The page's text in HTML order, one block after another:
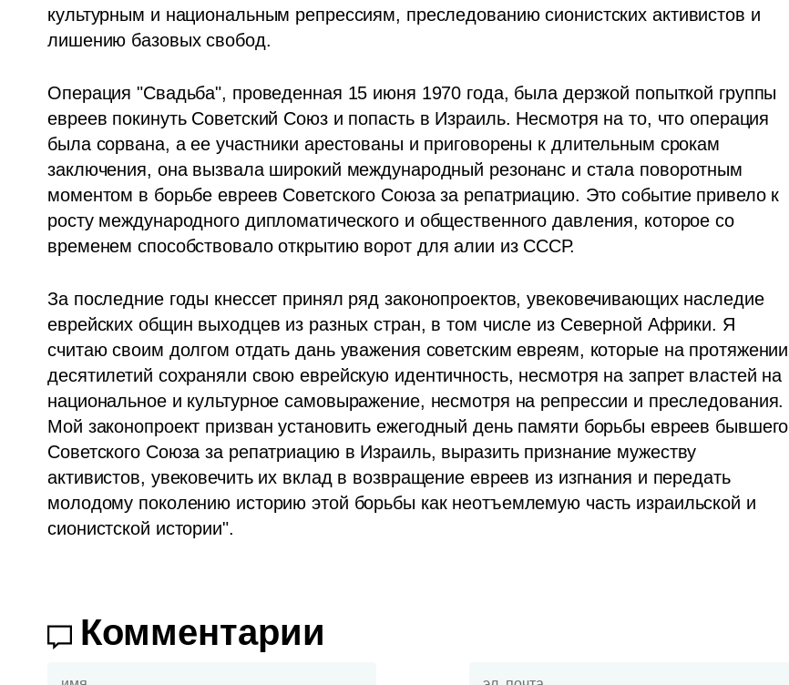
культурным и национальным репрессиям, преследованию сионистских активистов и
лишению базовых свобод.
Операция "Свадьба", проведенная 15 июня 1970 года, была дерзкой попыткой группы
евреев покинуть Советский Союз и попасть в Израиль. Несмотря на то, что операция
была сорвана, а ее участники арестованы и приговорены к длительным срокам
заключения, она вызвала широкий международный резонанс и стала поворотным
моментом в борьбе евреев Советского Союза за репатриацию. Это событие привело к
росту международного дипломатического и общественного давления, которое со
временем способствовало открытию ворот для алии из СССР.
За последние годы кнессет принял ряд законопроектов, увековечивающих наследие
еврейских общин выходцев из разных стран, в том числе из Северной Африки. Я
считаю своим долгом отдать дань уважения советским евреям, которые на протяжении
десятилетий сохраняли свою еврейскую идентичность, несмотря на запрет властей на
национальное и культурное самовыражение, несмотря на репрессии и преследования.
Мой законопроект призван установить ежегодный день памяти борьбы евреев бывшего
Советского Союза за репатриацию в Израиль, выразить признание мужеству
активистов, увековечить их вклад в возвращение евреев из изгнания и передать
молодому поколению историю этой борьбы как неотъемлемую часть израильской и
сионистской истории".
Комментарии